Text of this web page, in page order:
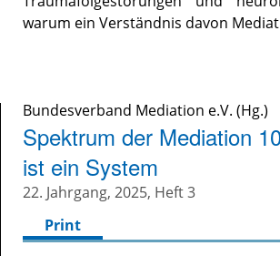
warum ein Verständnis davon
Bundesverband Mediation e.V. (Hg.)
Spektrum der Mediation
ist ein System
22. Jahrgang, 2025, Heft 3
Print